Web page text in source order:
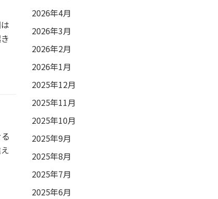
2026年4月
2026年3月
2026年2月
2026年1月
2025年12月
2025年11月
2025年10月
2025年9月
2025年8月
2025年7月
2025年6月